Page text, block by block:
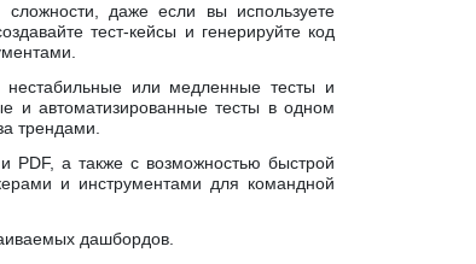
даже если вы используете
тест-кейсы и генерируйте код
нестабильные или медленные тесты и
и автоматизированные тесты в одном
трендами.
PDF, а также с возможностью быстрой
и инструментами для командной
дашбордов.